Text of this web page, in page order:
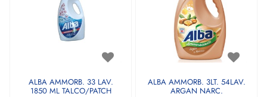
ALBA AMMORB. 33 LAV.
1850 ML TALCO/PATCH
ALBA AMMORB. 3LT. 54LAV.
ARGAN NARC.